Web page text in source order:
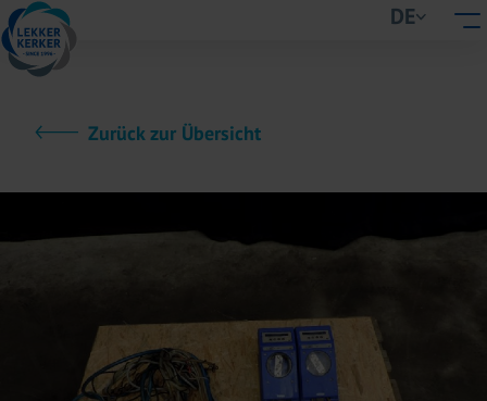
DE
Zurück zur Übersicht